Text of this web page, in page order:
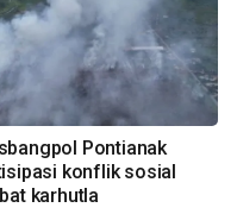
Pontianak
konflik sosial
karhutla